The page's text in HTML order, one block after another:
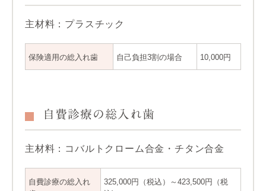
主材料：プラスチック
保険適用の総入れ歯 自己負担3割の場合 10,000円
自費診療の総入れ歯
主材料：コバルトクローム合金・チタン合金
自費診療の総入れ
325,000円（税込）～423,500円（税